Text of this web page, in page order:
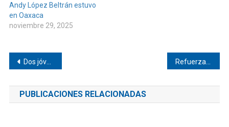
Andy López Beltrán estuvo
en Oaxaca
noviembre 29, 2025
Navegación
de
entradas
Dos jóvenes optaron por la pu3rt4 f4ls#4 en Pinotepa
PUBLICACIONES RELACIONADAS